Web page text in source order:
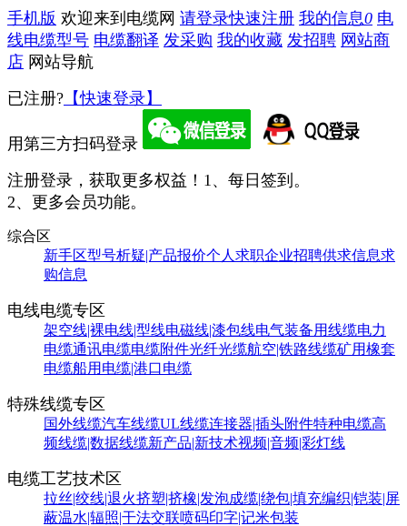
手机版 欢迎来到电缆网 请登录快速注册 我的信息0 电
线电缆型号 电缆翻译 发采购 我的收藏 发招聘 网站商
店 网站导航
已注册? 【快速登录】
用第三方扫码登录
注册登录，获取更多权益！ 1、每日签到。
2、更多会员功能。
综合区
新手区型号析疑|产品报价个人求职企业招聘供求信息求
购信息
电线电缆专区
架空线|裸电线|型线电磁线|漆包线电气装备用线缆电力
电缆通讯电缆电缆附件光纤光缆航空|铁路线缆矿用橡套
电缆船用电缆|港口电缆
特殊线缆专区
国外线缆汽车线缆UL线缆连接器|插头附件特种电缆高
频线缆|数据线缆新产品|新技术视频|音频|彩灯线
电缆工艺技术区
拉丝|绞线|退火挤塑|挤橡|发泡成缆|绕包|填充编织|铠装|屏
蔽温水|辐照|干法交联喷码印字|记米包装